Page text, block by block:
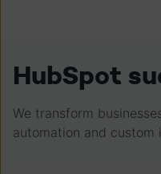
HubSpot
We transform
automation and